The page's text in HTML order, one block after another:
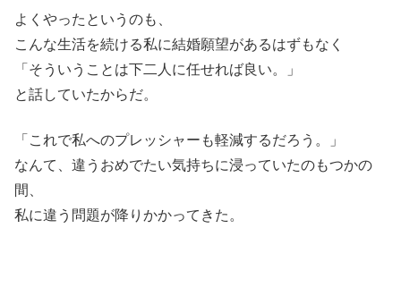
よくやったというのも、
こんな生活を続ける私に結婚願望があるはずもなく
「そういうことは下二人に任せれば良い。」
と話していたからだ。
「これで私へのプレッシャーも軽減するだろう。」
なんて、違うおめでたい気持ちに浸っていたのもつかの
間、
私に違う問題が降りかかってきた。